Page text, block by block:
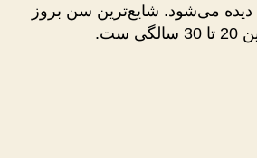
دیده می‌شود. شایع‌ترین سن بروز
ست.